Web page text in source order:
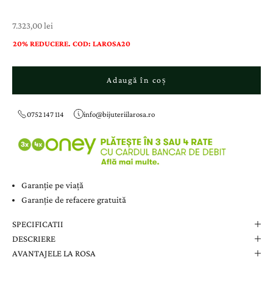
Preț cu reducere
7.323,00 lei
20% REDUCERE. COD: LAROSA20
Adaugă în coș
0752 147 114 info@bijuteriilarosa.ro
Garanție pe viață
Garanție de refacere gratuită
SPECIFICATII
DESCRIERE
AVANTAJELE LA ROSA